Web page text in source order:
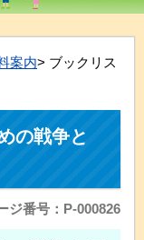
案内> ブックリス
の戦争と
ジ番号：P-000826